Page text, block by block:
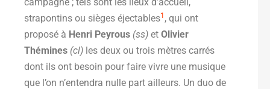
strapontins ou sièges éjectables1 , qui ont
proposé à Henri Peyrous (ss) et Olivier
Thémines (cl) les deux ou trois mètres carrés
dont ils ont besoin pour faire vivre une musique
que l’on n’entendra nulle part ailleurs. Un duo de